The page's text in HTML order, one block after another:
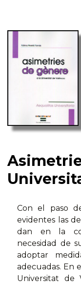
Con el paso
evidentes las
dan en la
necesidad de
adoptar
adecuadas. En
Universitat de